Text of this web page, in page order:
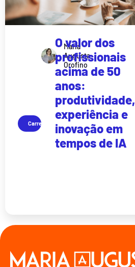
Carreira
Maria
Augusta
Orofino
O valor dos
profissionais
acima de 50
anos:
produtividade,
experiência e
inovação em
tempos de IA